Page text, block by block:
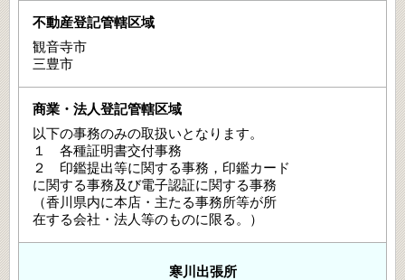
観音寺市
三豊市
以下の事務のみの取扱いとなります。
１ 各種証明書交付事務
２ 印鑑提出等に関する事務，印鑑カード
に関する事務及び電子認証に関する事務
（香川県内に本店・主たる事務所等が所
在する会社・法人等のものに限る。）
寒川出張所